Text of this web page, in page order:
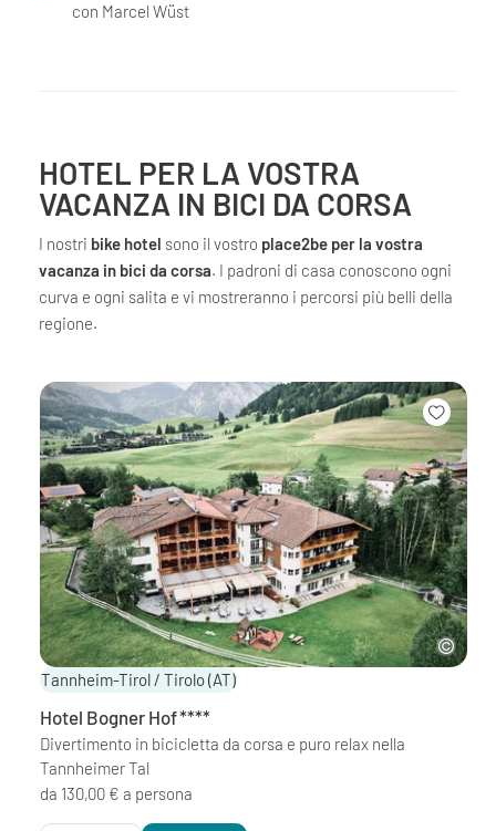
con Marcel Wüst
HOTEL PER LA VOSTRA
VACANZA IN BICI DA CORSA
I nostri bike hotel sono il vostro place2be per la vostra
vacanza in bici da corsa. I padroni di casa conoscono ogni
curva e ogni salita e vi mostreranno i percorsi più belli della
regione.
Tannheim-Tirol / Tirolo(AT)
Hotel Bogner Hof****
Divertimento in bicicletta da corsa e puro relax nella
Tannheimer Tal
da 130,00 € a persona